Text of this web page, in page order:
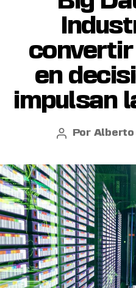
en
impulsan
Por Alberto